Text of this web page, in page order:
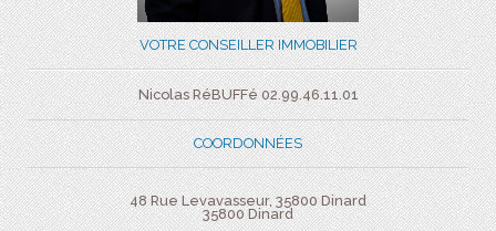
VOTRE CONSEILLER IMMOBILIER
Nicolas RéBUFFé 02.99.46.11.01
COORDONNÉES
48 Rue Levavasseur, 35800 Dinard
35800 Dinard